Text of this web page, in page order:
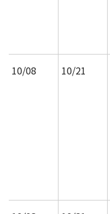
10/08 10/21